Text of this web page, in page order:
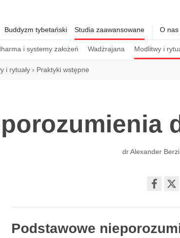
Buddyzm tybetański Studia zaawansowane
i systemy założeń Wadżrajana Modlitwy i
O nas
i rytuały › Praktyki wstępne
dr Alexander
on
Podstawowe